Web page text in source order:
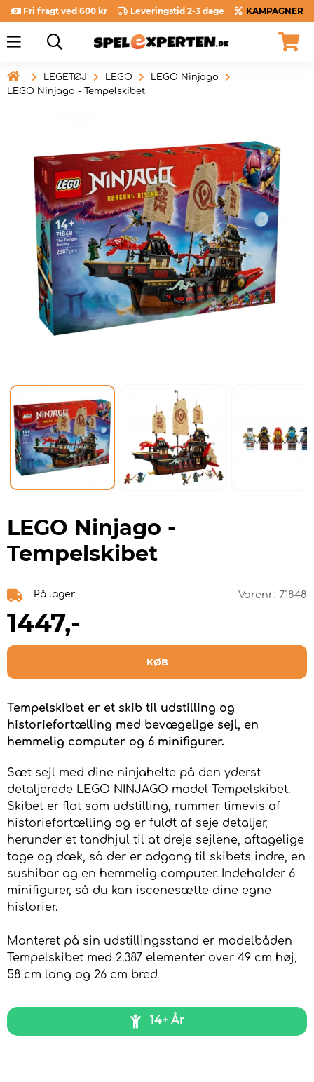
Fri fragt ved 600 kr Leveringstid 2-3 dage KAMPAGNER
 LEGETØJ LEGO
LEGO Ninjago
LEGO Ninjago - Tempelskibet
LEGO Ninjago -
Tempelskibet
På lager Varenr: 71848
1447,-
KØB
Tempelskibet er et skib til udstilling og
historiefortælling med bevægelige sejl, en
hemmelig computer og 6 minifigurer.
Sæt sejl med dine ninjahelte på den yderst
detaljerede LEGO NINJAGO model Tempelskibet.
Skibet er flot som udstilling, rummer timevis af
historiefortælling og er fuldt af seje detaljer,
herunder et tandhjul til at dreje sejlene, aftagelige
tage og dæk, så der er adgang til skibets indre, en
sushibar og en hemmelig computer. Indeholder 6
minifigurer, så du kan iscenesætte dine egne
historier.
Monteret på sin udstillingsstand er modelbåden
Tempelskibet med 2.387 elementer over 49 cm høj,
58 cm lang og 26 cm bred
14+ År